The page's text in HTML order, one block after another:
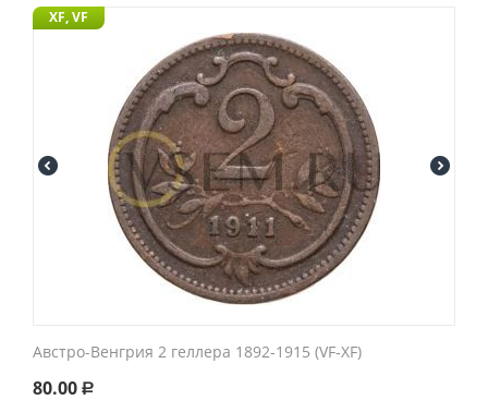
XF, VF
Австро-Венгрия 2 геллера 1892-1915 (VF-XF)
80.00 Р